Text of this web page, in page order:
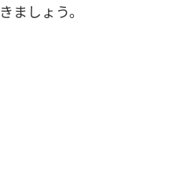
ましょう。